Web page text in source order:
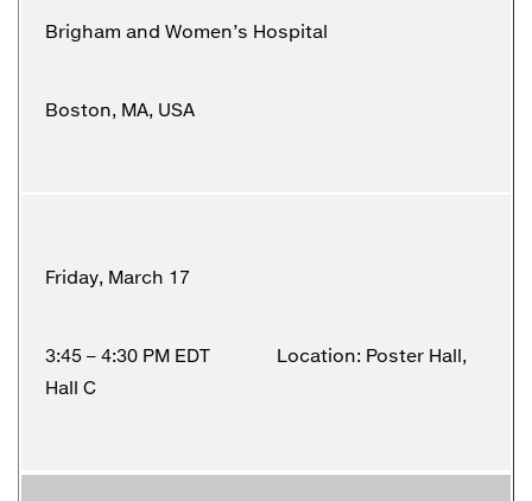
Brigham and Women’s Hospital
Boston, MA, USA
Friday, March 17
3:45 – 4:30 PM EDT Location: Poster Hall,
Hall C